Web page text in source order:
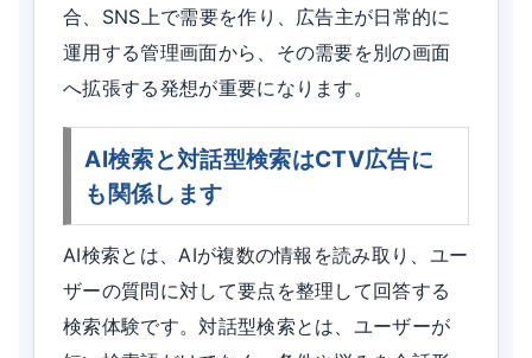
合、SNS上で需要を作り、広告主が日常的に
運用する管理画面から、その需要を別の画面
へ拡張する発想が重要になります。
AI検索と対話型検索はCTV広告に
も関係します
AI検索とは、AIが複数の情報を読み取り、ユー
ザーの質問に対して要点を整理して回答する
検索体験です。対話型検索とは、ユーザーが